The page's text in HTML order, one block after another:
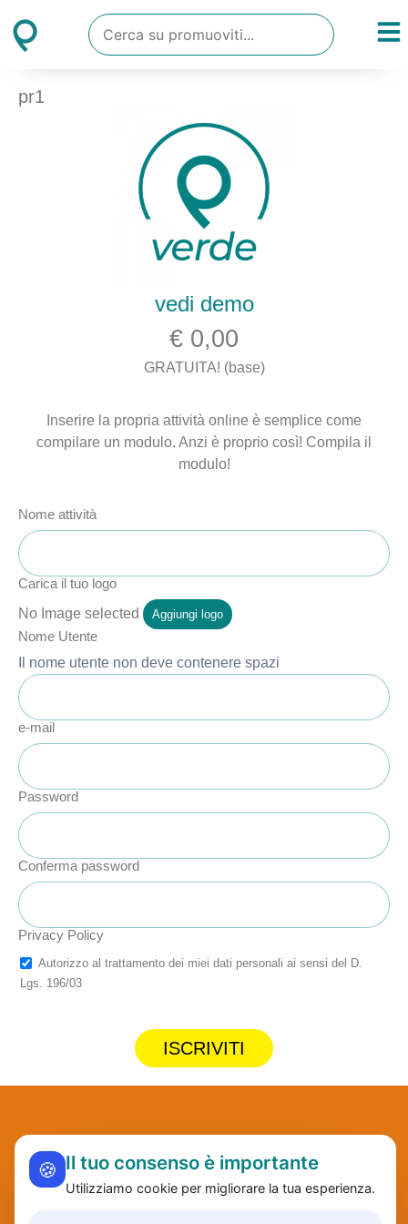
pr1
vedi demo
€ 0,00
GRATUITA! (base)
Inserire la propria attività online è semplice come
compilare un modulo. Anzi è proprio così! Compila il
modulo!
Nome attività
Carica il tuo logo
No Image selected
Aggiungi logo
Nome Utente
Il nome utente non deve contenere spazi
e-mail
Password
Conferma password
Privacy Policy
Autorizzo al trattamento dei miei dati personali ai sensi del D.
Lgs. 196/03
ISCRIVITI
🍪 Il tuo consenso è importante
Utilizziamo cookie per migliorare la tua esperienza.